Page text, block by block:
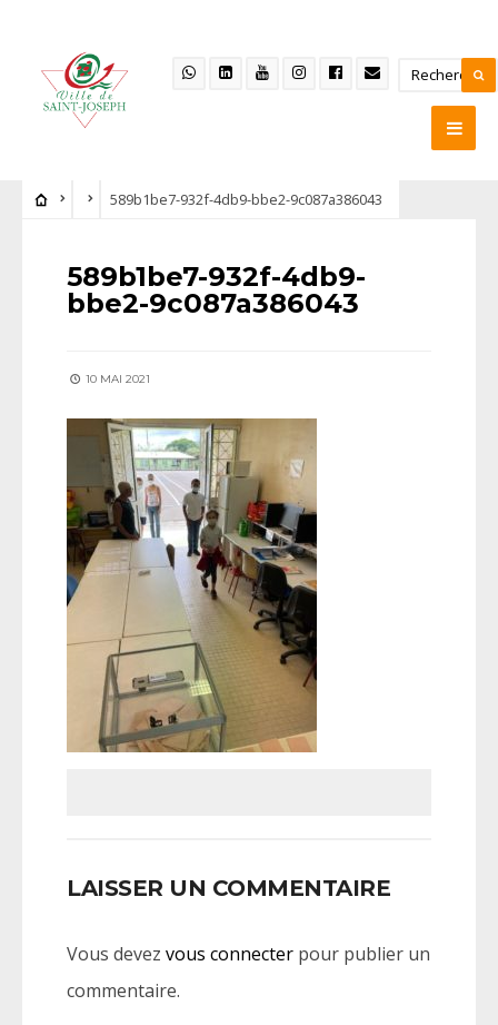
589b1be7-932f-4db9-bbe2-9c087a386043
589b1be7-932f-4db9-
bbe2-9c087a386043
10 MAI 2021
LAISSER UN COMMENTAIRE
Vous devez vous connecter pour publier un
commentaire.